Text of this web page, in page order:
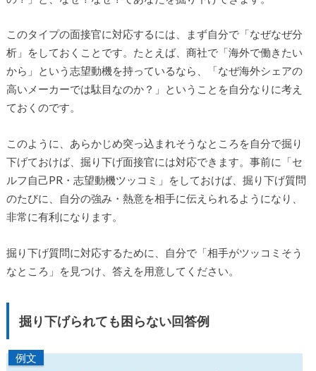
このタイプの面接官に対応するには、まず自分で「なぜなぜ分
析」をしておくことです。たとえば、商社で「海外で働きたい
から」という志望動機を持っているなら、「なぜ海外シェアの
高いメーカーでは駄目なのか？」ということを自分なりに考え
ておくのです。
このように、あらかじめ突っ込まれそうなところを自分で掘り
下げておけば、掘り下げ面接官には対応できます。事前に「セ
ルフ自己PR・志望動機ツッコミ」をしておけば、掘り下げ質問
のたびに、自分の強み・熱意を相手に伝えられるようになり、
非常に有利になります。
掘り下げ質問に対応するために、自分で「相手がツッコミそう
なところ」を見つけ、答えを用意してください。
掘り下げられても困らない回答例
例文